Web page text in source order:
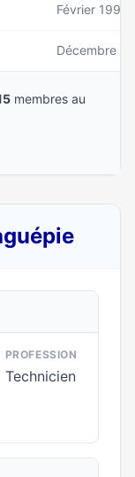
Février 1999
Décembre
membres au
PROFESSION
Technicien